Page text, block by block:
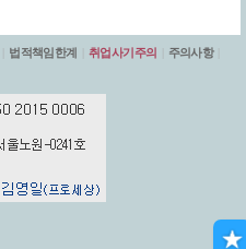
법적책임한계 취업사기주의 주의사항